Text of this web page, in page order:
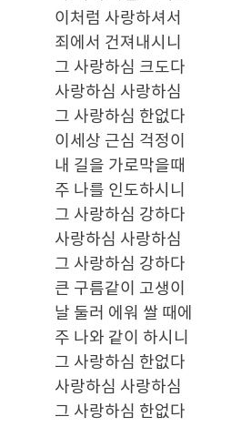
이처럼 사랑하셔서
죄에서 건져내시니
그 사랑하심 크도다
사랑하심 사랑하심
그 사랑하심 한없다
이세상 근심 걱정이
내 길을 가로막을때
주 나를 인도하시니
그 사랑하심 강하다
사랑하심 사랑하심
그 사랑하심 강하다
큰 구름같이 고생이
날 둘러 에워 쌀 때에
주 나와 같이 하시니
그 사랑하심 한없다
사랑하심 사랑하심
그 사랑하심 한없다